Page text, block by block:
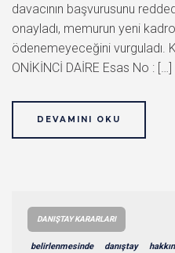
davacının başvurusunu
onayladı, memurun yeni
ödenemeyeceğini vurguladı.
ONİKİNCİ DAİRE Esas No : […]
DEVAMINI OKU
DANIŞTAY KARARLARI
belirlenmesinde danıştay